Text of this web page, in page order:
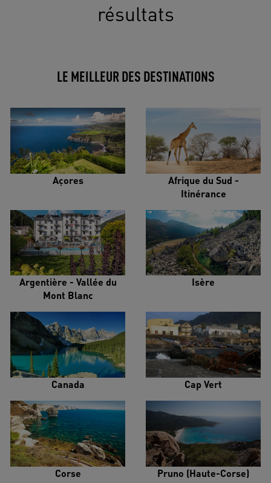
résultats
LE MEILLEUR DES DESTINATIONS
Açores
Afrique du Sud -
Itinérance
Argentière - Vallée du
Mont Blanc
Isère
Canada Cap Vert
Corse Pruno (Haute-Corse)